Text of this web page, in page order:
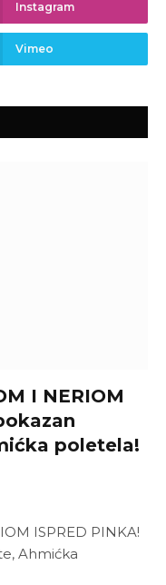
Instagram
Vimeo
I NERIOM
poletela!
ISPRED PINKA!
Ahmićka